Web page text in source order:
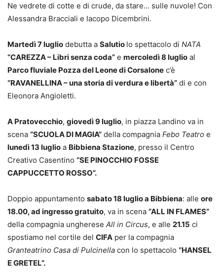
Ne vedrete di cotte e di crude, da stare… sulle nuvole! Con
Alessandra Bracciali e Iacopo Dicembrini.
Martedì 7 luglio debutta a Salutio lo spettacolo di NATA
“CAREZZA – Libri senza coda” e mercoledì 8 luglio al
Parco fluviale Pozza del Leone di Corsalone c’è
“RAVANELLINA – una storia di verdura e libertà” di e con
Eleonora Angioletti.
A Pratovecchio, giovedì 9 luglio, in piazza Landino va in
scena “SCUOLA DI MAGIA” della compagnia Febo Teatro e
lunedì 13 luglio a Bibbiena Stazione, presso il Centro
Creativo Casentino “SE PINOCCHIO FOSSE
CAPPUCCETTO ROSSO”.
Doppio appuntamento sabato 18 luglio a Bibbiena: alle ore
18.00, ad ingresso gratuito, va in scena “ALL IN FLAMES”
della compagnia ungherese All in Circus, e alle 21.15 ci
spostiamo nel cortile del CIFA per la compagnia
Granteatrino Casa di Pulcinella con lo spettacolo “HANSEL
E GRETEL”.